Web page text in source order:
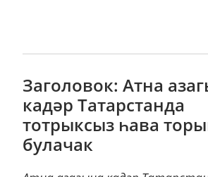
Заголовок: Атна
кадәр Татарстанда
тотрыксыз һава
булачак